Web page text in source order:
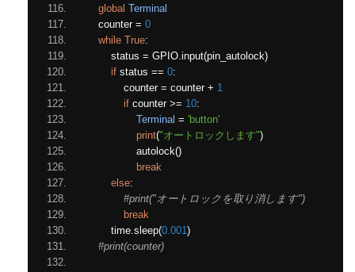
global Terminal
    counter
= 0
while True:
        status
= GPIO.input(pin_autolock)
if status == 0:
            counter
= counter + 1
if counter >= 10:
Terminal = 'button'
print("オートロックします")
                autolock
()
break
else:
#print("オートロックを取り消します")
break
        time
.sleep(0.001)
#print(counter)